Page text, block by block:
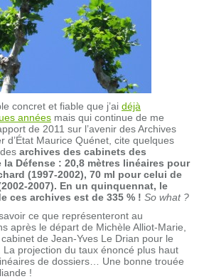
concret et fiable que j’ai déjà
années mais qui continue de me
de 2011 sur l’avenir des Archives
d’État Maurice Quénet, cite quelques
archives des cabinets des
Défense : 20,8 mètres linéaires pour
(1997-2002), 70 ml pour celui de
2007). En un quinquennat, le
ces archives est de 335 % ! So what ?
ce que représenteront au
après le départ de Michèle Alliot-Marie,
de Jean-Yves Le Drian pour le
projection du taux énoncé plus haut
de dossiers… Une bonne trouée
!